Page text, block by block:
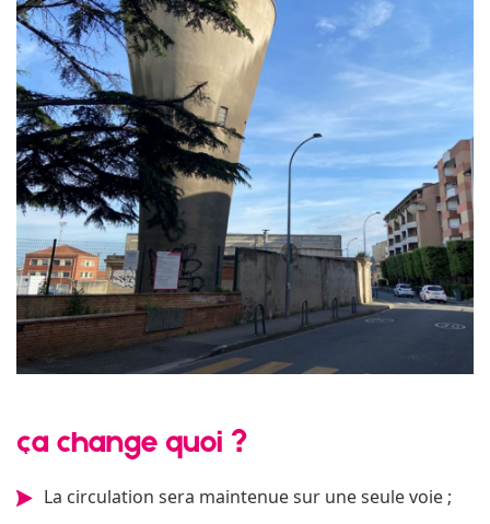
ça change quoi ?
La circulation sera maintenue sur une seule voie ;